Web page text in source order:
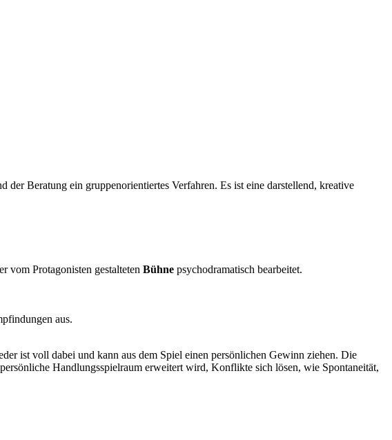
Beratung ein gruppenorientiertes Verfahren. Es ist eine darstellend, kreative
vom Protagonisten gestalteten Bühne psychodramatisch bearbeitet.
aus.
ist voll dabei und kann aus dem Spiel einen persönlichen Gewinn ziehen. Die
Handlungsspielraum erweitert wird, Konflikte sich lösen, wie Spontaneität,